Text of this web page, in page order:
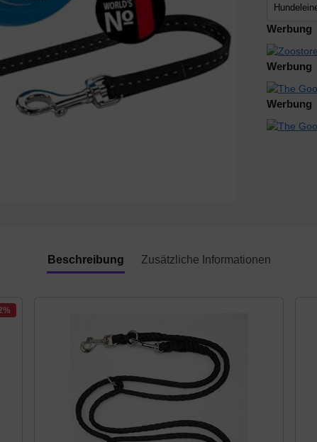
Werbung
Werbung
Werbung
Beschreibung Zusätzliche Informationen